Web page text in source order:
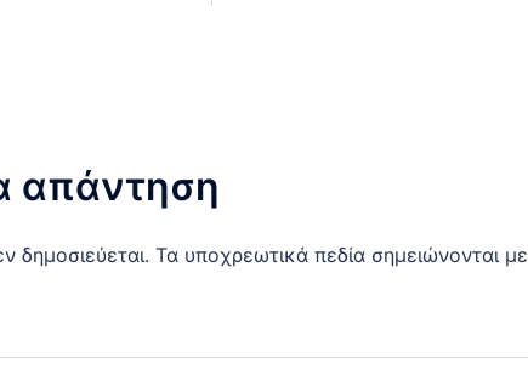
απάντηση
δημοσιεύεται. Τα υποχρεωτικά πεδία σημειώνονται με